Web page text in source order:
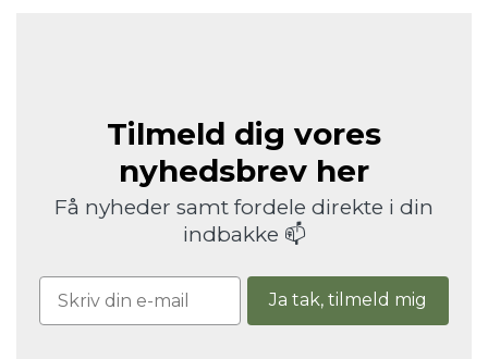
Tilmeld dig vores
nyhedsbrev her
Få nyheder samt fordele direkte i din
indbakke 📫
Ja tak, tilmeld mig